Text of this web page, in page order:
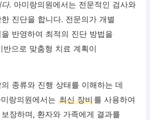
. 아미랑의원에서는 전문적인 검사와
진단을 합니다. 전문의가 개별
반영하여 최적의 진단 방법을
반으로 맞춤형 치료 계획이
종류와 진행 상태를 이해하는 데
랑의원에서는최신 장비를 사용하여
장하며, 환자와 가족에게 결과를